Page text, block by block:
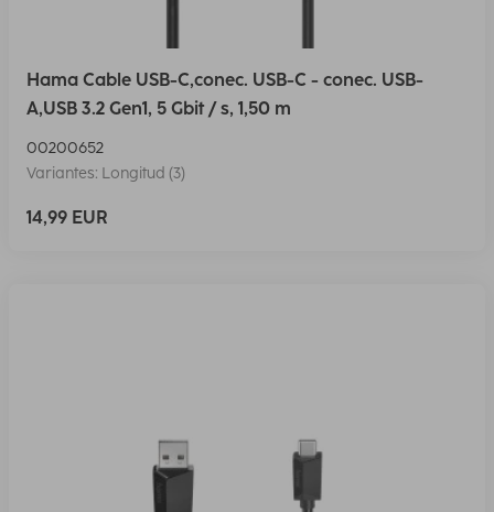
Hama Cable USB-C,conec. USB-C - conec. USB-
A,USB 3.2 Gen1, 5 Gbit / s, 1,50 m
00200652
Variantes: Longitud (3)
14,99 EUR